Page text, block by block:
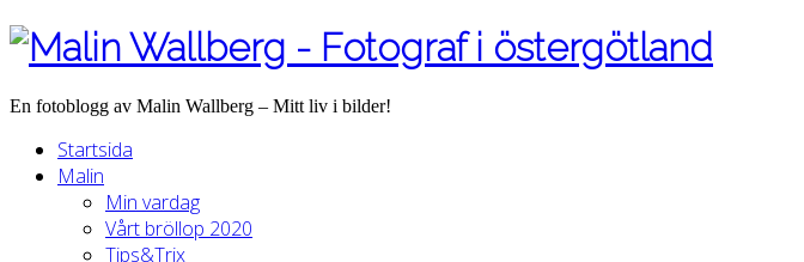
En fotoblogg av Malin Wallberg – Mitt liv i bilder!
Startsida
Malin
Min vardag
Vårt bröllop 2020
Tips&Trix